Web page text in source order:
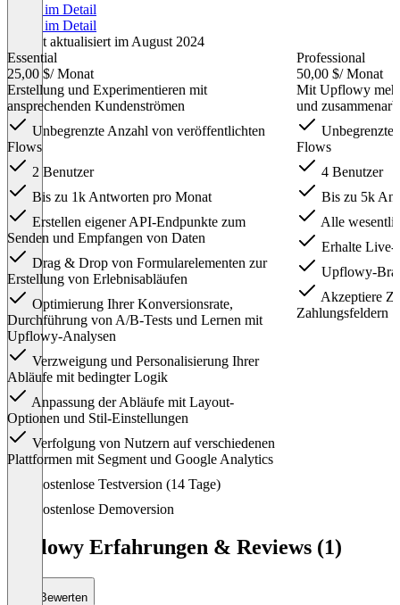
Preise im Detail
Preise im Detail
Zuletzt aktualisiert im August 2024
Essential
25,00 $/ Monat
Erstellung und Experimentieren mit
ansprechenden Kundenströmen
Unbegrenzte Anzahl von veröffentlichten
Flows
2 Benutzer
Bis zu 1k Antworten pro Monat
Erstellen eigener API-Endpunkte zum
Senden und Empfangen von Daten
Drag & Drop von Formularelementen zur
Erstellung von Erlebnisabläufen
Optimierung Ihrer Konversionsrate,
Durchführung von A/B-Tests und Lernen mit
Upflowy-Analysen
Verzweigung und Personalisierung Ihrer
Abläufe mit bedingter Logik
Anpassung der Abläufe mit Layout-
Optionen und Stil-Einstellungen
Verfolgung von Nutzern auf verschiedenen
Plattformen mit Segment und Google Analytics
Professional
50,00 $/ Monat
Mit Upflowy
und
Unbegrenzte
Flows
4 Benutzer
Bis zu 5k
Alle
Erhalte Live-
Upflowy-
Akzeptiere
Zahlungsfeldern
Kostenlose Testversion (14 Tage)
Kostenlose Demoversion
Upflowy Erfahrungen & Reviews (1)
Bewerten